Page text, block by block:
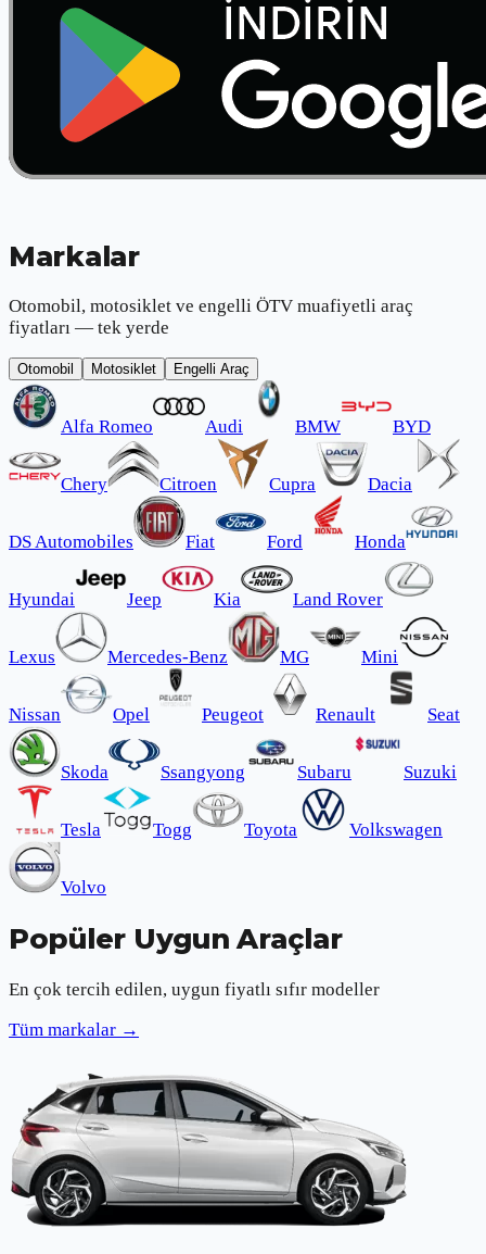
Markalar
Otomobil, motosiklet ve engelli ÖTV muafiyetli araç
fiyatları — tek yerde
Otomobil Motosiklet Engelli Araç
Alfa Romeo Audi BMW BYD
Chery Citroen Cupra Dacia
DS Automobiles Fiat Ford Honda
Hyundai Jeep Kia Land Rover
Lexus Mercedes-Benz MG Mini
Nissan Opel Peugeot Renault Seat
Skoda Ssangyong Subaru Suzuki
Tesla Togg Toyota Volkswagen
Volvo
Popüler Uygun Araçlar
En çok tercih edilen, uygun fiyatlı sıfır modeller
Tüm markalar →